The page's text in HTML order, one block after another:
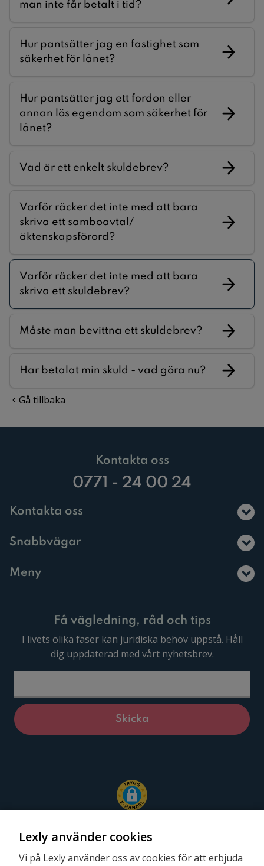
man inte får betalt i tid?
Hur pantsätter jag en fastighet som
säkerhet för lånet?
Hur pantsätter jag ett fordon eller
annan lös egendom som säkerhet för
lånet?
Vad är ett enkelt skuldebrev?
Varför räcker det inte med att bara
skriva ett samboavtal/
äktenskapsförord?
Varför räcker det inte med att bara
skriva ett skuldebrev?
Måste man bevittna ett skuldebrev?
Har betalat min skuld - vad göra nu?
Gå tillbaka
Kontakta oss
0771 - 24 00 24
Kontakta oss
Snabbvägar
Meny
Få vägledning, råd och tips
I livets olika faser kan juridiska behov uppstå. Håll
dig uppdaterad med vårt nyhetsbrev.
Lexly använder cookies
Vi på Lexly använder oss av cookies för att erbjuda